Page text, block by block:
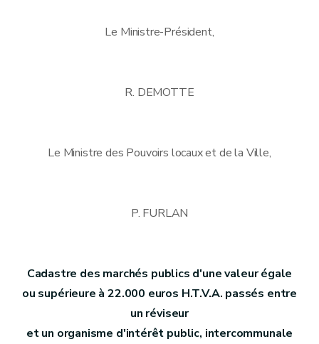
Le Ministre-Président,
R. DEMOTTE
Le Ministre des Pouvoirs locaux et de la Ville,
P. FURLAN
Cadastre des marchés publics d'une valeur égale
ou supérieure à 22.000 euros H.T.V.A. passés entre
un réviseur
et un organisme d'intérêt public, intercommunale